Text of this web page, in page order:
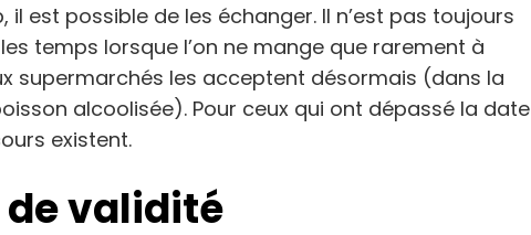
est possible de les échanger. Il n’est pas toujours
temps lorsque l’on ne mange que rarement à
supermarchés les acceptent désormais (dans la
alcoolisée). Pour ceux qui ont dépassé la date
existent.
validité